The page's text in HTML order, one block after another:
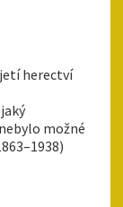
herectví
možné